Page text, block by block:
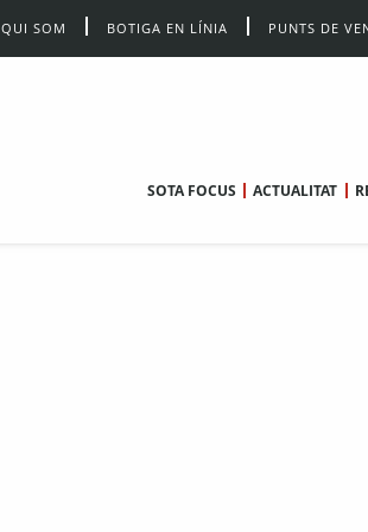
QUI SOM BOTIGA EN LÍNIA PUNTS DE
SOTA FOCUS ACTUALITAT